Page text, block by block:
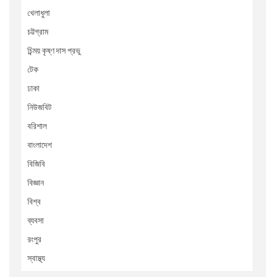
খেলাধুলা
চট্টগ্রাম
চিন্ময় কৃষ্ণ দাস প্রভু
টেক
ঢাকা
নিউজবিট
বরিশাল
বাংলাদেশ
বিজিবি
বিজ্ঞান
বিশ্ব
ব্যবসা
রংপুর
স্বাস্থ্য